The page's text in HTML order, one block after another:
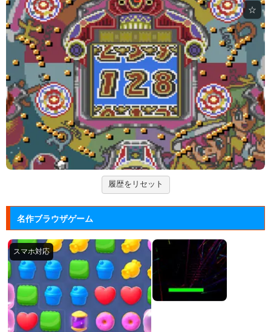
ジュエルカラーリング
宝石を入れ替えて床と同じ色に揃えるカラーパズルゲ
ーム。
Arkanoid
タイトーが開発したアーケードゲーム「アルカノイ
ド」の無料ゲー...
ズーキーパー2
動物たちを3匹以上にして捕まえていくパズルゲー
ム。
Mole Kingdom De...
モグラ王国のヒーローたちがチームで敵の侵攻を食い
止める防衛ゲ...
☆
履歴をリセット
名作ブラウザゲーム